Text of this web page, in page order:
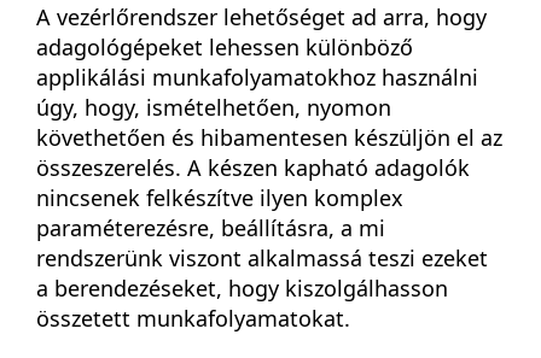
A vezérlőrendszer lehetőséget ad arra, hogy
adagológépeket lehessen különböző
applikálási munkafolyamatokhoz használni
úgy, hogy, ismételhetően, nyomon
követhetően és hibamentesen készüljön el az
összeszerelés. A készen kapható adagolók
nincsenek felkészítve ilyen komplex
paraméterezésre, beállításra, a mi
rendszerünk viszont alkalmassá teszi ezeket
a berendezéseket, hogy kiszolgálhasson
összetett munkafolyamatokat.